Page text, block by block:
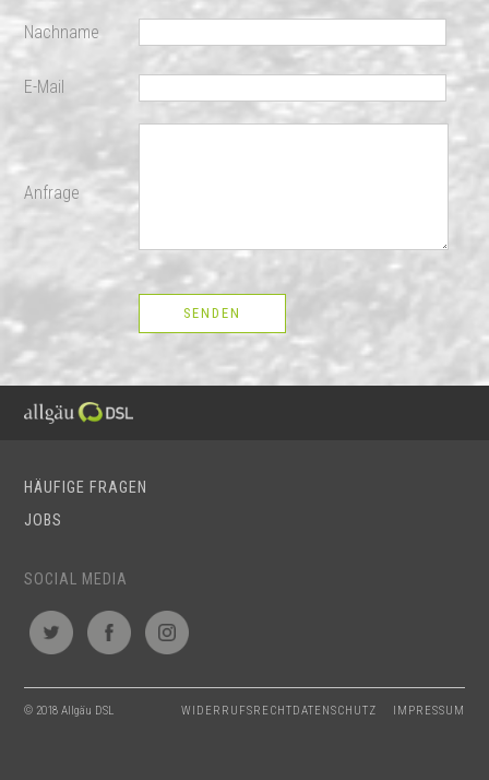
Nachname
E-Mail
Anfrage
HÄUFIGE FRAGEN
JOBS
SOCIAL MEDIA
© 2018 Allgäu DSL IMPRESSUM
DATENSCHUTZ
WIDERRUFSRECHT